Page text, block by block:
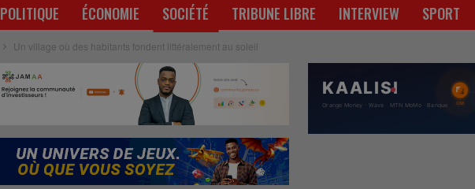
POLITIQUE ÉCONOMIE SOCIÉTÉ TRIBUNE LIBRE INTERVIEW SPORT
Un village où des habitants fondent littéralement au soleil